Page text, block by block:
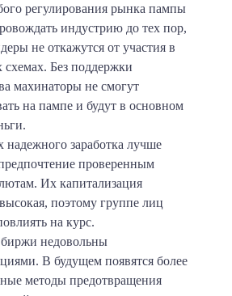
регулирования рынка пампы
индустрию до тех пор,
не откажутся от участия в
Без поддержки
махинаторы не смогут
на пампе и будут в основном
надежного заработка лучше
проверенным
Их капитализация
поэтому группе лиц
на курс.
недовольны
В будущем появятся более
методы предотвращения